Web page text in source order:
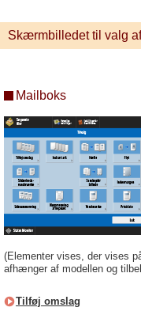
Skærmbilledet til valg
Mailboks
(Elementer vises, der vises
afhænger af modellen og
Tilføj omslag